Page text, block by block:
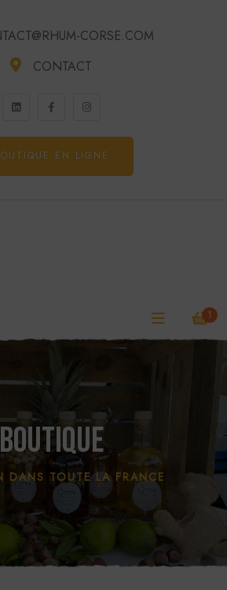
CORSE.COM
CONTACT
EN LIGNE
1
Boutique
DANS TOUTE LA FRANCE